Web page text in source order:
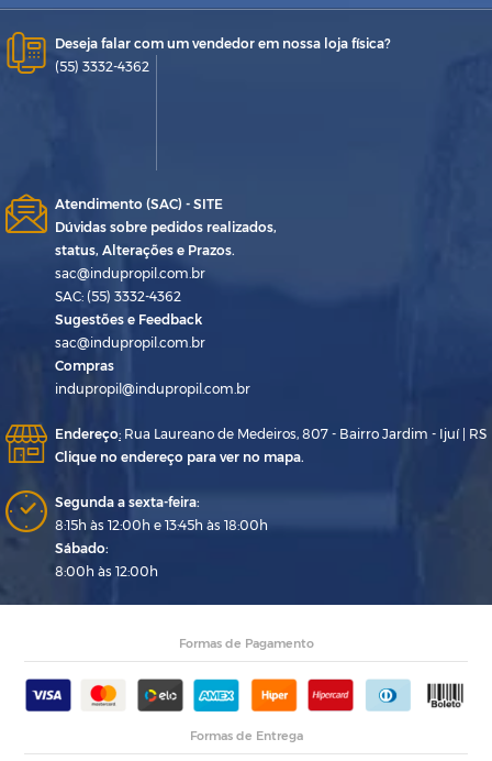
Deseja falar com um vendedor em nossa loja física?
(55) 3332-4362
Atendimento (SAC) - SITE
Dúvidas sobre pedidos realizados,
status, Alterações e Prazos.
sac@indupropil.com.br
SAC: (55) 3332-4362
Sugestões e Feedback
sac@indupropil.com.br
Compras
indupropil@indupropil.com.br
Endereço: Rua Laureano de Medeiros, 807 - Bairro Jardim - Ijuí | RS
Clique no endereço para ver no mapa.
Segunda a sexta-feira:
8:15h às 12:00h e 13:45h às 18:00h
Sábado:
8:00h às 12:00h
Formas de Pagamento
Formas de Entrega